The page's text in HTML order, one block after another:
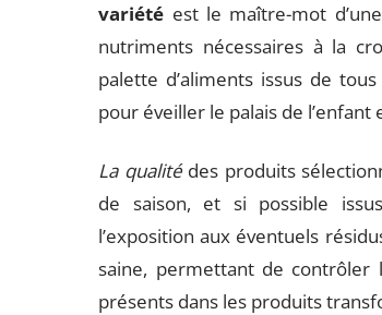
variété est le maître-mot
nutriments nécessaires à la
palette d’aliments issus de
pour éveiller le palais de
La qualitédes produits
de saison, et si possible
l’exposition aux éventuels
saine, permettant de contrôler
présents dans les produits